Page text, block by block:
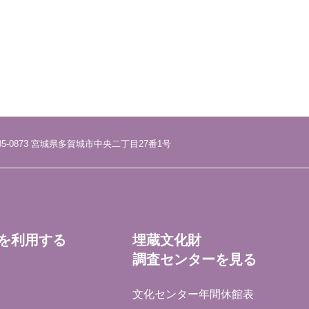
0873 宮城県多賀城市中央二丁目27番1号
利用する
埋蔵文化財
調査センターを見る
文化センター年間休館表